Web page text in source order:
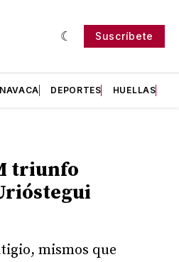
Suscríbete
DEPORTES HUELLAS
triunfo
mismos que